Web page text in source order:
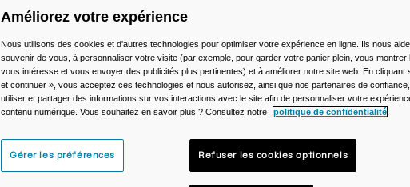
Améliorez votre expérience
Nous utilisons des cookies et d'autres technologies pour optimiser votre expérience en ligne. Ils nous
souvenir de vous, à personnaliser votre visite (par exemple, pour garder votre panier plein, vous montrer
vous intéresse et vous envoyer des publicités plus pertinentes) et à améliorer notre site web. En cliquant
et continuer », vous acceptez ces technologies et nous autorisez, ainsi que nos partenaires de confiance,
utiliser et partager des informations sur vos interactions avec le site afin de personnaliser votre
contenu numérique. Vous souhaitez en savoir plus ? Consultez notre
politique de confidentialité
Gérer les préférences Refuser les cookies optionnels